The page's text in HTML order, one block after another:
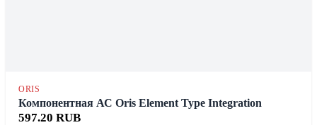
ORIS
Компонентная АС Oris Element Type Integration
597.20 RUB